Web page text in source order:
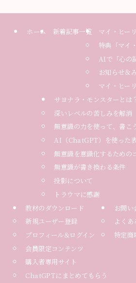
ホーム 新着記事一覧
マイ・ヒー
特典「マイ
AIで「心の
お知らせ＆
マイ・ヒー
サヨナラ・モンスターとは
深いレベルの苦しみを解消
無意識の力を使って、書こ
AI（ChatGPT）を使った
無意識を意識化するための
無意識が書き換わる条件
投影について
トラウマに感謝
教材のダウンロード
新規ユーザー登録
プロフィール&ログイン
会員限定コンテンツ
購入者専用サイト
ChatGPTにまとめてもらう
お問い
よくあ
特定商